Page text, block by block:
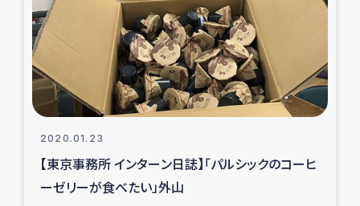
カカオ生産者支援事業
シリア国内避難民・帰還民の生活再建支援
トルコにおけるシリア難民支援事業
インドネシア中部 スラウェシの地震・津波被災者支援
2020.01.23
【東京事務所 インターン日誌】「パルシックのコーヒ
ーゼリーが食べたい」外山